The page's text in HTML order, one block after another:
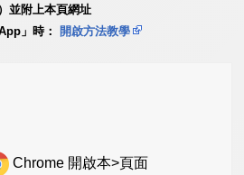
）並附上本頁網址
」時：
開啟方法教學
Chrome 開啟本>頁面